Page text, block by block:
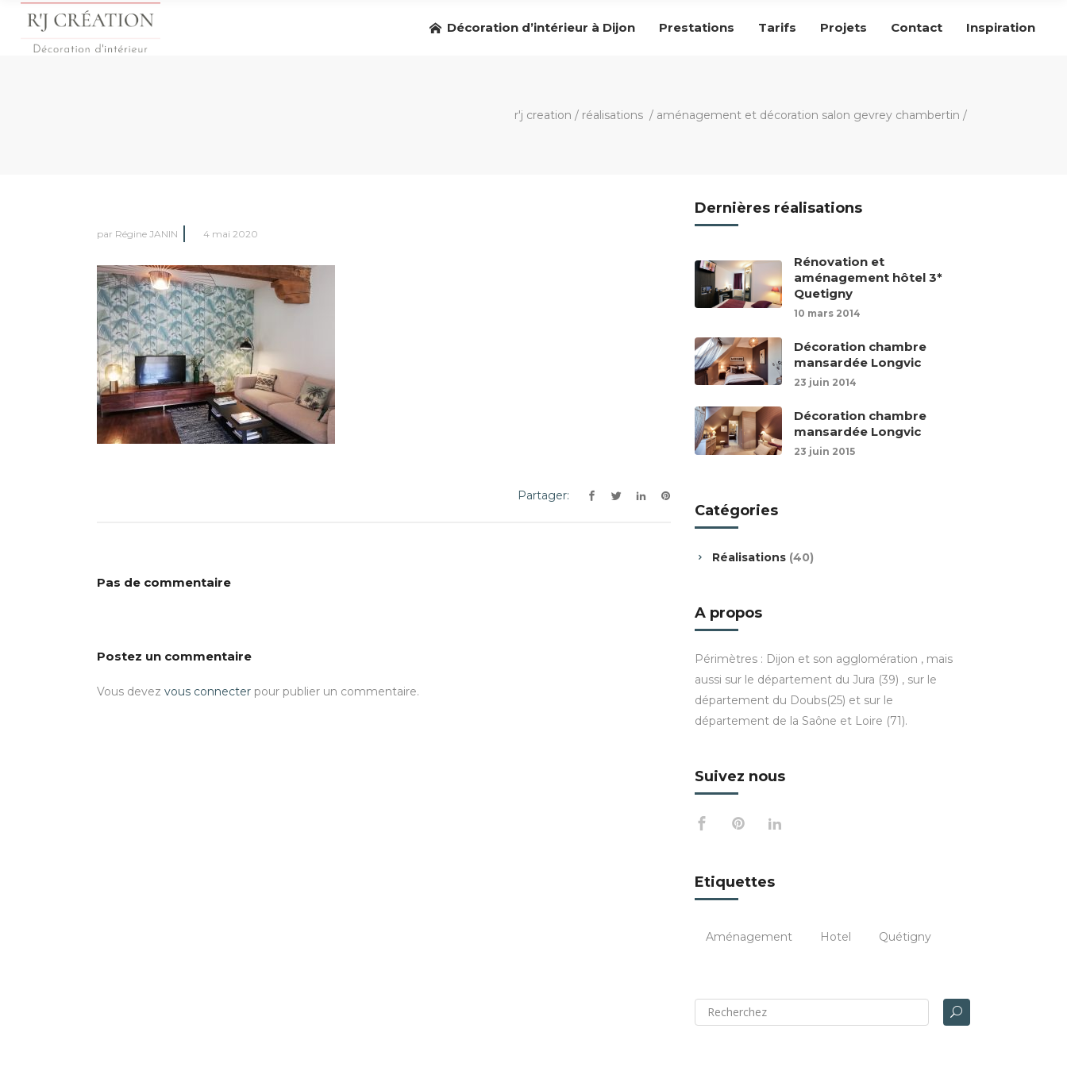
Décoration d’intérieur à Dijon Prestations Tarifs Projets Contact Inspiration
r'j creation / réalisations / aménagement et décoration salon gevrey chambertin /
par Régine JANIN 4 mai 2020
Partager:
Pas de commentaire
Postez un commentaire
Vous devez vous connecter pour publier un commentaire.
Dernières réalisations
Rénovation et
aménagement hôtel 3*
Quetigny
10 mars 2014
Décoration chambre
mansardée Longvic
23 juin 2014
Décoration chambre
mansardée Longvic
23 juin 2015
Catégories
Réalisations (40)
A propos
Périmètres : Dijon et son agglomération , mais
aussi sur le département du Jura (39) , sur le
département du Doubs(25) et sur le
département de la Saône et Loire (71).
Suivez nous
Etiquettes
Aménagement Hotel Quétigny